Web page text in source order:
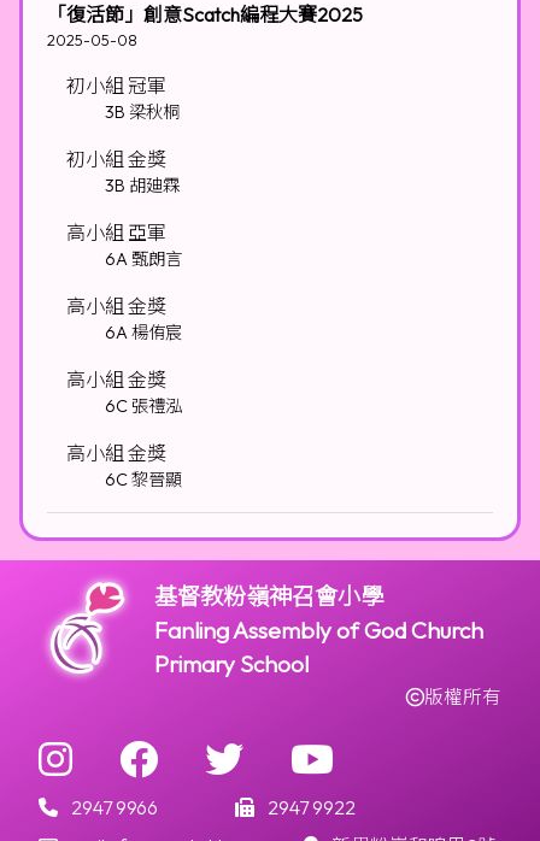
「復活節」創意Scatch編程大賽2025
2025-05-08
初小組 冠軍
3B 梁秋桐
初小組 金獎
3B 胡廸霖
高小組 亞軍
6A 甄朗言
高小組 金獎
6A 楊侑宸
高小組 金獎
6C 張禮泓
高小組 金獎
6C 黎晉顯
基督教粉嶺神召會小學
Fanling Assembly of God Church
Primary School
版權所有
2947 9966
2947 9922